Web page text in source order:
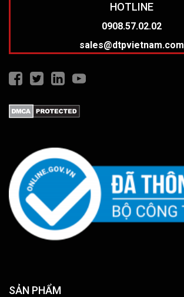
HOTLINE
0908.57.02.02
sales@dtpvietnam.com
SẢN PHẨM